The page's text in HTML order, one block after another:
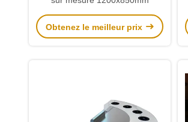
Obtenez le meilleur prix